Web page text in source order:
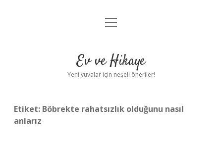
Anasayfa
Yasal Uyarı
menüyü
Ev ve Hikaye
Yeni yuvalar için neşeli öneriler!
Etiket: Böbrekte rahatsızlık olduğunu nasıl
anlarız